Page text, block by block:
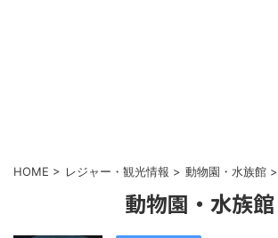
HOME > レジャー・観光情報 > 動物園・水族館 >
動物園・水族館